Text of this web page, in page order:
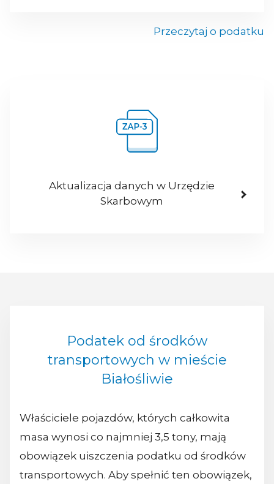
Przeczytaj o podatku
Aktualizacja danych w Urzędzie
Skarbowym
Podatek od środków
transportowych w mieście
Białośliwie
Właściciele pojazdów, których całkowita
masa wynosi co najmniej 3,5 tony, mają
obowiązek uiszczenia podatku od środków
transportowych. Aby spełnić ten obowiązek,